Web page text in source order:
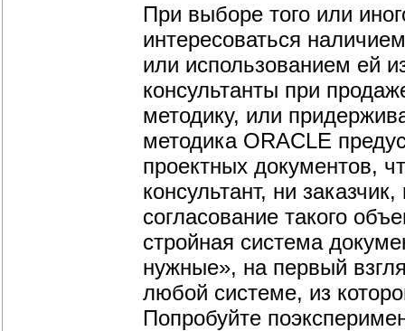
При выборе того или
интересоваться
или использованием ей
консультанты при
методику, или
методика ORACLE
проектных документов,
консультант, ни
согласование такого
стройная система
нужные», на первый
любой системе, из
Попробуйте